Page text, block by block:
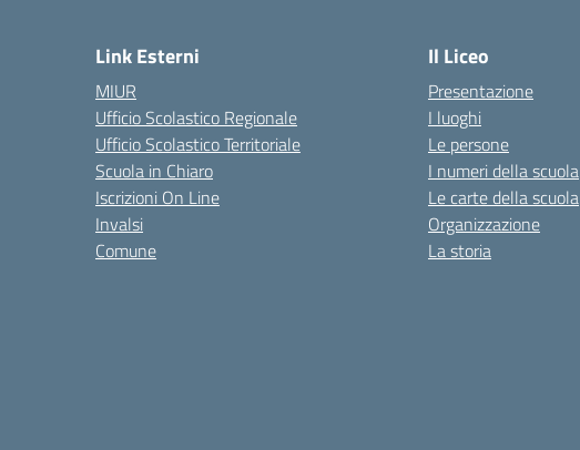
Link Esterni
MIUR
Ufficio Scolastico Regionale
Ufficio Scolastico Territoriale
Scuola in Chiaro
Iscrizioni On Line
Invalsi
Comune
Il Liceo
Presentazione
I luoghi
Le persone
I numeri della scuola
Le carte della scuola
Organizzazione
La storia